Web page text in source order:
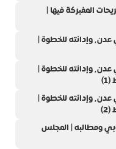
وجود للتصريحات المفبركة فيها |
إعلان الانتقالي إغلاق مقراته في عدن٬ وإدانته للخطوة |
إعلان الانتقالي إغلاق مقراته في عدن٬ وإدانته للخطوة |
إعلان الانتقالي إغلاق مقراته في عدن٬ وإدانته للخطوة |
ومطالبه | المجلس